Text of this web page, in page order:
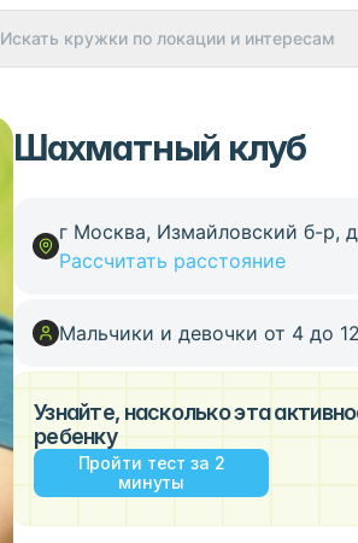
Искать кружки по локации и интересам
Шахматный клуб
г Москва, Измайловский б-р,
Рассчитать расстояние
Мальчики и девочки от 4 до
Узнайте, насколько эта
ребенку
Пройти тест за 2
минуты